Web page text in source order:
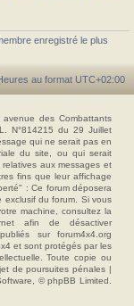
enregistré le plus
au format UTC+02:00
des Combattants
N°814215 du 29 Juillet
qui ne serait pas en
du site, ou qui serait
aux messages et
fins que leur affichage
: Ce forum déposera
exclusif du forum. Si vous
machine, consultez la
afin de désactiver
sur forum4x4.org
et sont protégés par les
Toute copie ou
de poursuites pénales |
© phpBB Limited.